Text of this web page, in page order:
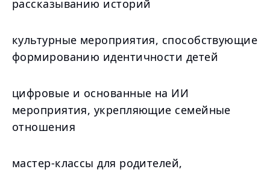
рассказыванию историй
культурные мероприятия, способствующие
формированию идентичности детей
цифровые и основанные на ИИ
мероприятия, укрепляющие семейные
отношения
мастер-классы для родителей,